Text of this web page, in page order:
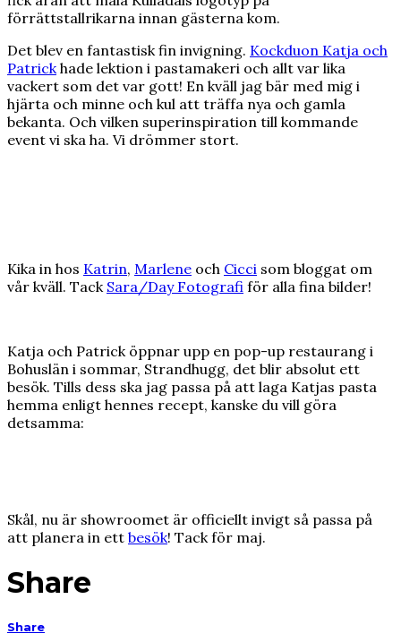
förrättstallrikarna innan gästerna kom.
Det blev en fantastisk fin invigning. Kockduon Katja och
Patrick hade lektion i pastamakeri och allt var lika
vackert som det var gott! En kväll jag bär med mig i
hjärta och minne och kul att träffa nya och gamla
bekanta. Och vilken superinspiration till kommande
event vi ska ha. Vi drömmer stort.
Kika in hos Katrin, Marlene och Cicci som bloggat om
vår kväll. Tack Sara/Day Fotografi för alla fina bilder!
Katja och Patrick öppnar upp en pop-up restaurang i
Bohuslän i sommar, Strandhugg, det blir absolut ett
besök. Tills dess ska jag passa på att laga Katjas pasta
hemma enligt hennes recept, kanske du vill göra
detsamma:
Skål, nu är showroomet är officiellt invigt så passa på
att planera in ett besök! Tack för maj.
Share
Share